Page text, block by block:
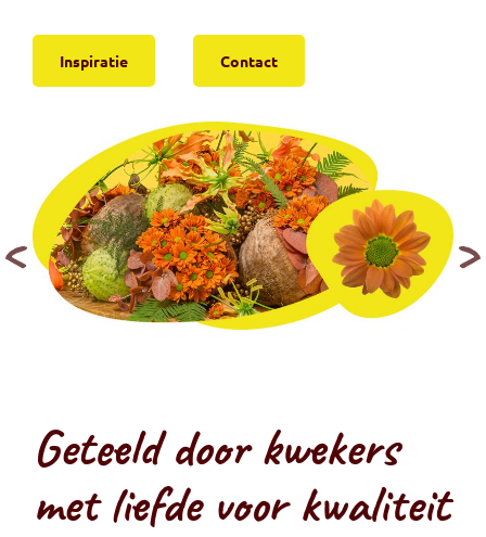
Inspiratie Contact
Geteeld door kwekers
met liefde voor kwaliteit